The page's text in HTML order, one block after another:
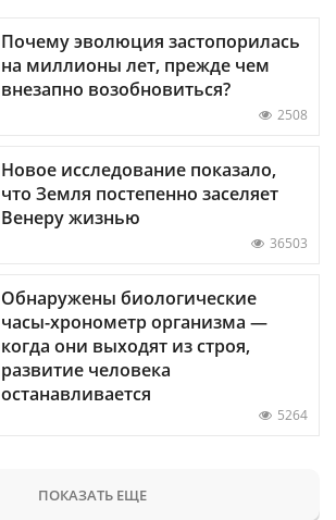
Почему эволюция застопорилась
на миллионы лет, прежде чем
внезапно возобновиться?
2508
Новое исследование показало,
что Земля постепенно заселяет
Венеру жизнью
36503
Обнаружены биологические
часы-хронометр организма —
когда они выходят из строя,
развитие человека
останавливается
5264
ПОКАЗАТЬ ЕЩЕ